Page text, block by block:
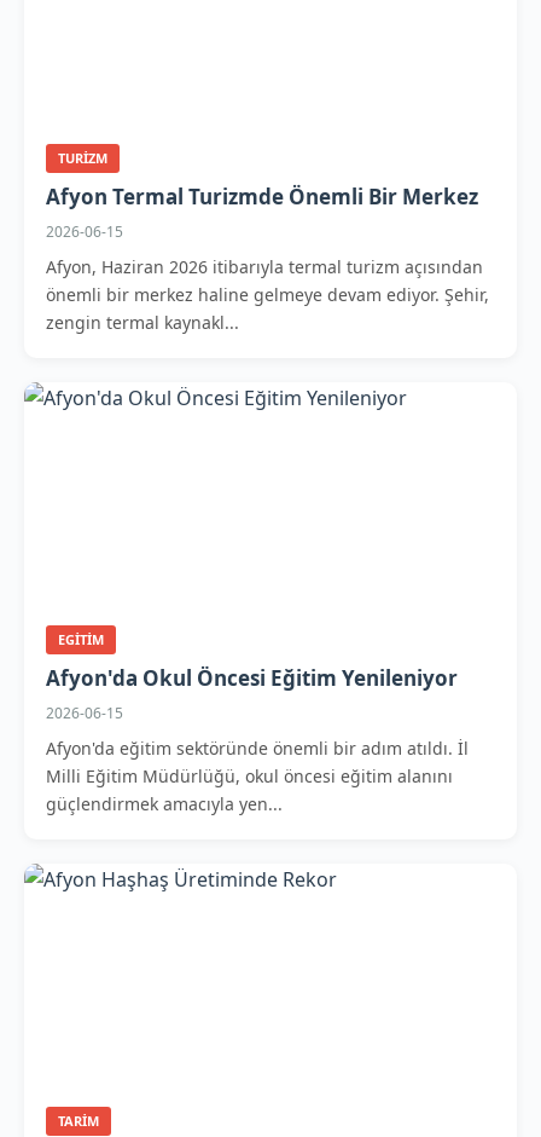
TURIZM
Afyon Termal Turizmde Önemli Bir Merkez
2026-06-15
Afyon, Haziran 2026 itibarıyla termal turizm açısından
önemli bir merkez haline gelmeye devam ediyor. Şehir,
zengin termal kaynakl...
EGITIM
Afyon'da Okul Öncesi Eğitim Yenileniyor
2026-06-15
Afyon'da eğitim sektöründe önemli bir adım atıldı. İl
Milli Eğitim Müdürlüğü, okul öncesi eğitim alanını
güçlendirmek amacıyla yen...
TARIM